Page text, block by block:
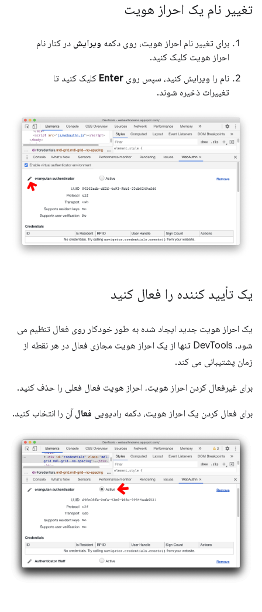
تغییر نام یک احراز هویت
برای تغییر نام احراز هویت، روی دکمه ویرایش در کنار نام
احراز هویت کلیک کنید.
نام را ویرایش کنید، سپس روی Enter کلیک کنید تا
تغییرات ذخیره شوند.
یک تأیید کننده را فعال کنید
یک احراز هویت جدید ایجاد شده به طور خودکار روی فعال تنظیم می
شود. DevTools تنها از یک احراز هویت مجازی فعال در هر نقطه از
زمان پشتیبانی می کند.
برای غیرفعال کردن احراز هویت، احراز هویت فعال فعلی را حذف کنید.
برای فعال کردن یک احراز هویت، دکمه رادیویی فعال آن را انتخاب کنید.